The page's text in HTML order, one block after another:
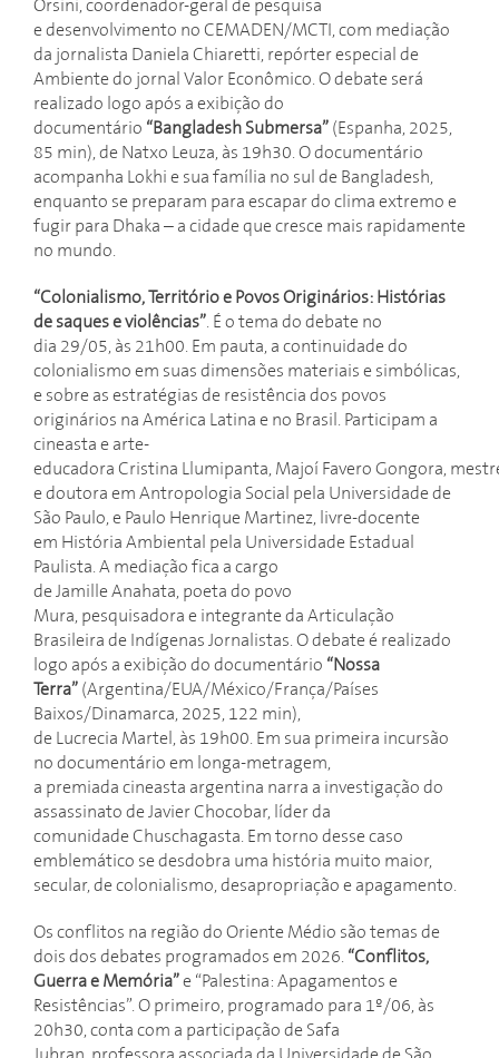
Orsini, coordenador-geral de pesquisa
e desenvolvimento no CEMADEN/MCTI, com mediação
da jornalista Daniela Chiaretti, repórter especial de
Ambiente do jornal Valor Econômico. O debate será
realizado logo após a exibição do
documentário “Bangladesh Submersa” (Espanha, 2025,
85 min), de Natxo Leuza, às 19h30. O documentário
acompanha Lokhi e sua família no sul de Bangladesh,
enquanto se preparam para escapar do clima extremo e
fugir para Dhaka – a cidade que cresce mais rapidamente
no mundo.
“Colonialismo, Território e Povos Originários: Histórias
de saques e violências”. É o tema do debate no
dia 29/05, às 21h00. Em pauta, a continuidade do
colonialismo em suas dimensões materiais e simbólicas,
e sobre as estratégias de resistência dos povos
originários na América Latina e no Brasil. Participam a
cineasta e arte-
educadora Cristina Llumipanta, Majoí Favero Gongora,
e doutora em Antropologia Social pela Universidade de
São Paulo, e Paulo Henrique Martinez, livre-docente
em História Ambiental pela Universidade Estadual
Paulista. A mediação fica a cargo
de Jamille Anahata, poeta do povo
Mura, pesquisadora e integrante da Articulação
Brasileira de Indígenas Jornalistas. O debate é realizado
logo após a exibição do documentário “Nossa
Terra” (Argentina/EUA/México/França/Países
Baixos/Dinamarca, 2025, 122 min),
de Lucrecia Martel, às 19h00. Em sua primeira incursão
no documentário em longa-metragem,
a premiada cineasta argentina narra a investigação do
assassinato de Javier Chocobar, líder da
comunidade Chuschagasta. Em torno desse caso
emblemático se desdobra uma história muito maior,
secular, de colonialismo, desapropriação e apagamento.
Os conflitos na região do Oriente Médio são temas de
dois dos debates programados em 2026. “Conflitos,
Guerra e Memória”e “Palestina: Apagamentos e
Resistências”. O primeiro, programado para 1º/06, às
20h30, conta com a participação de Safa